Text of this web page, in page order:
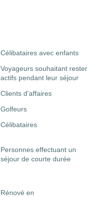
Célibataires avec enfants
Voyageurs souhaitant rester
actifs pendant leur séjour
Clients d'affaires
Golfeurs
Célibataires
Personnes effectuant un
séjour de courte durée
Rénové en